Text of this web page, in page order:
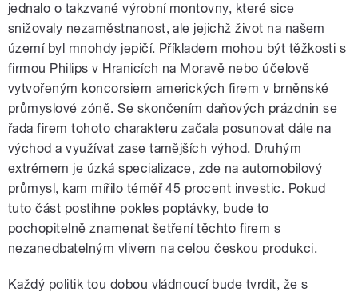
jednalo o takzvané výrobní montovny, které sice
snižovaly nezaměstnanost, ale jejichž život na našem
území byl mnohdy jepičí. Příkladem mohou být těžkosti s
firmou Philips v Hranicích na Moravě nebo účelově
vytvořeným koncorsiem amerických firem v brněnské
průmyslové zóně. Se skončením daňových prázdnin se
řada firem tohoto charakteru začala posunovat dále na
východ a využívat zase tamějších výhod. Druhým
extrémem je úzká specializace, zde na automobilový
průmysl, kam mířilo téměř 45 procent investic. Pokud
tuto část postihne pokles poptávky, bude to
pochopitelně znamenat šetření těchto firem s
nezanedbatelným vlivem na celou českou produkci.
Každý politik tou dobou vládnoucí bude tvrdit, že s